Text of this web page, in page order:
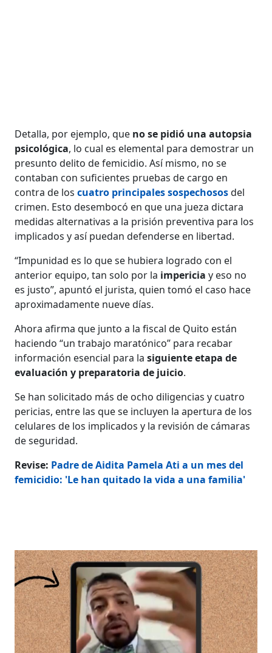
Detalla, por ejemplo, que no se pidió una autopsia
psicológica, lo cual es elemental para demostrar un
presunto delito de femicidio. Así mismo, no se
contaban con suficientes pruebas de cargo en
contra de loscuatro principales sospechososdel
crimen. Esto desembocó en que una jueza dictara
medidas alternativas a la prisión preventiva para los
implicados y así puedan defenderse en libertad.
“Impunidad es lo que se hubiera logrado con el
anterior equipo, tan solo por la impericia y eso no
es justo”, apuntó el jurista, quien tomó el caso hace
aproximadamente nueve días.
Ahora afirma que junto a la fiscal de Quito están
haciendo “un trabajo maratónico” para recabar
información esencial para lasiguiente etapa de
evaluación y preparatoria de juicio.
Se han solicitado más de ocho diligencias y cuatro
pericias, entre las que se incluyen la apertura de los
celulares de los implicados y la revisión de cámaras
de seguridad.
Revise: Padre de Aidita Pamela Ati a un mes del
femicidio: 'Le han quitado la vida a una familia'